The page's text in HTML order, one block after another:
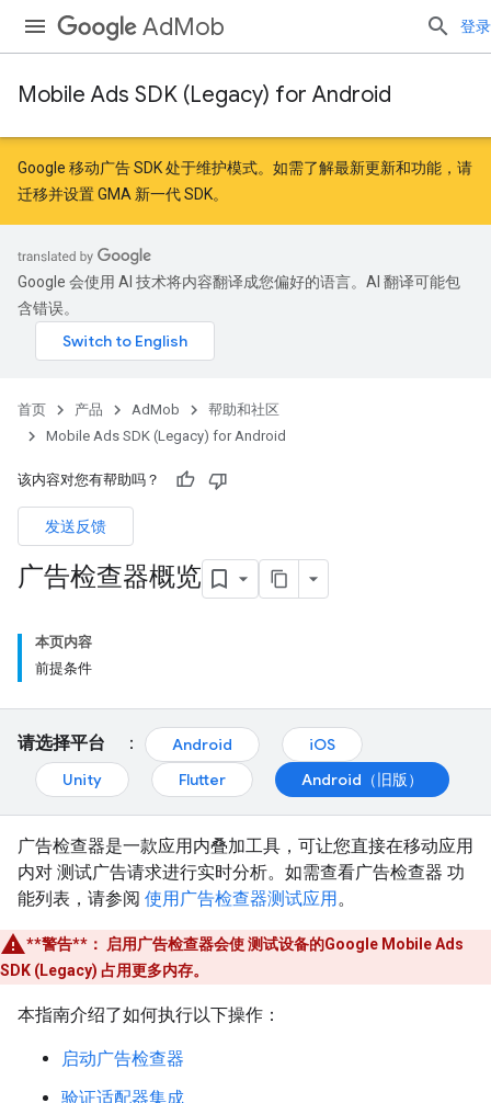
AdMob 登录
Mobile Ads SDK (Legacy) for Android
Google 移动广告 SDK 处于维护模式。如需了解最新更新和功能，请
迁移并设置 GMA 新一代 SDK。
Google 会使用 AI 技术将内容翻译成您偏好的语言。AI 翻译可能包
含错误。
首页 产品 AdMob
帮助和社区
Mobile Ads SDK (Legacy) for Android
该内容对您有帮助吗？
发送反馈
广告检查器概览
本页内容
前提条件
请选择平台 ： Android
iOS
Unity
Flutter Android（旧版）
广告检查器是一款应用内叠加工具，可让您直接在移动应用
内对 测试广告请求进行实时分析。如需查看广告检查器 功
能列表，请参阅 使用广告检查器测试应用。
**警告**： 启用广告检查器会使 测试设备的Google Mobile Ads
SDK (Legacy) 占用更多内存。
本指南介绍了如何执行以下操作：
启动广告检查器
验证适配器集成